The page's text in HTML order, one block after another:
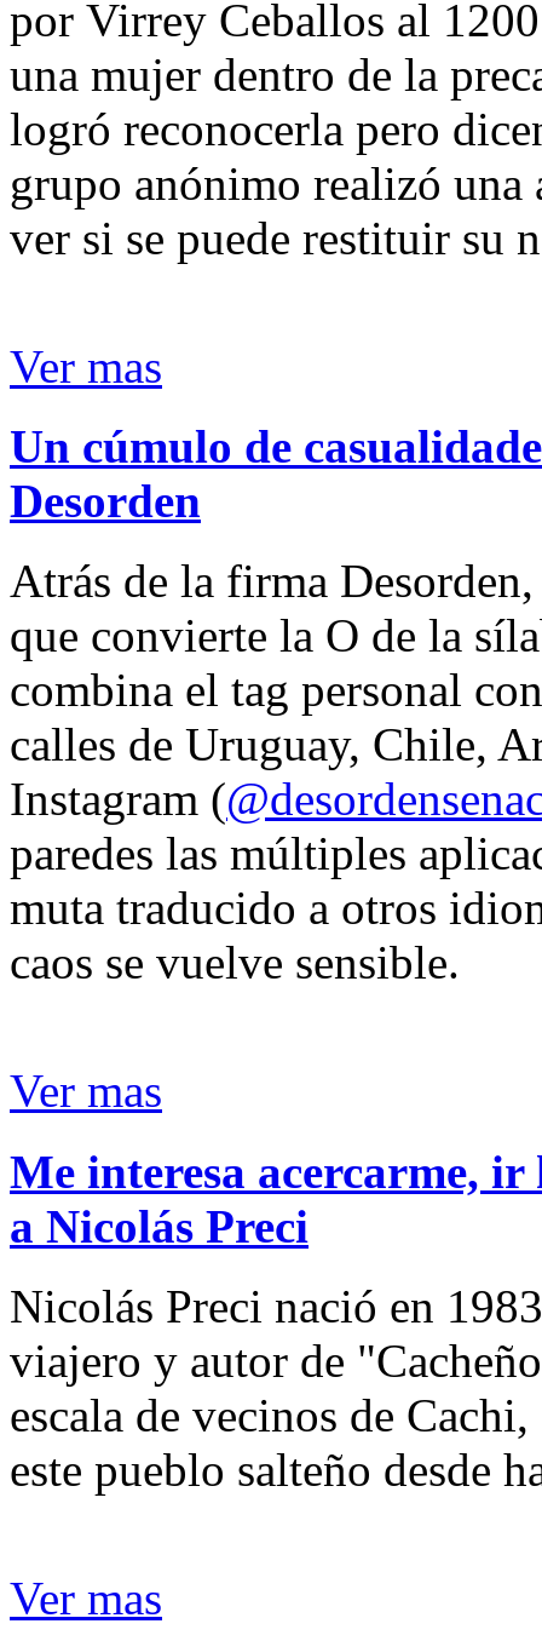
por Virrey Ceballos al
una mujer dentro de la
logró reconocerla pero
grupo anónimo realizó
ver si se puede restituir su
Ver mas
Un cúmulo de
Desorden
Atrás de la firma
que convierte la O de la
combina el tag personal
calles de Uruguay, Chile,
Instagram (
paredes las múltiples
muta traducido a otros
caos se vuelve sensible.
Ver mas
Me interesa acercarme,
a Nicolás Preci
Nicolás Preci nació en
viajero y autor de
escala de vecinos de
este pueblo salteño desde
Ver mas